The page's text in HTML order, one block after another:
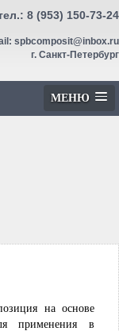
8 (953) 150-73-24
spbcomposit@inbox.ru
г. Санкт-Петербург
МЕНЮ
на основе
применения в